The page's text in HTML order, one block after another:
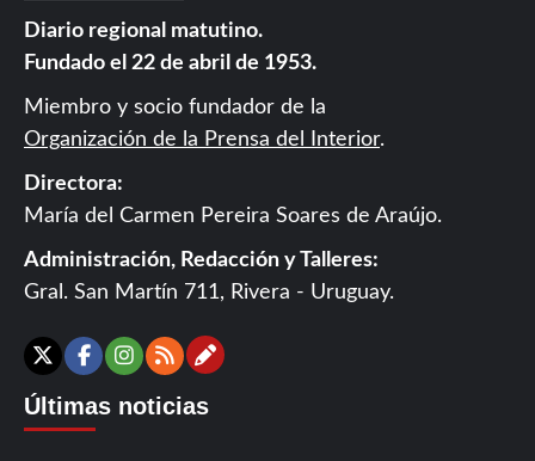
Diario regional matutino.
Fundado el 22 de abril de 1953.
Miembro y socio fundador de la
Organización de la Prensa del Interior.
Directora:
María del Carmen Pereira Soares de Araújo.
Administración, Redacción y Talleres:
Gral. San Martín 711, Rivera - Uruguay.
X Facebook
Instagram
RSSContáctanos
Últimas noticias